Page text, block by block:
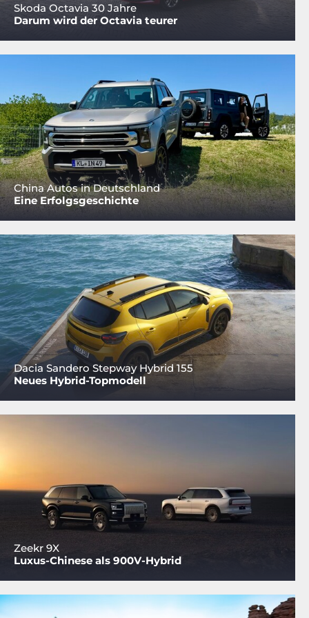
Skoda Octavia 30 Jahre
Darum wird der Octavia teurer
China Autos in Deutschland
Eine Erfolgsgeschichte
Dacia Sandero Stepway Hybrid 155
Neues Hybrid-Topmodell
Zeekr 9X
Luxus-Chinese als 900V-Hybrid